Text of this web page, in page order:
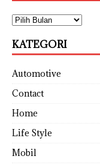
KATEGORI
Automotive
Contact
Home
Life Style
Mobil